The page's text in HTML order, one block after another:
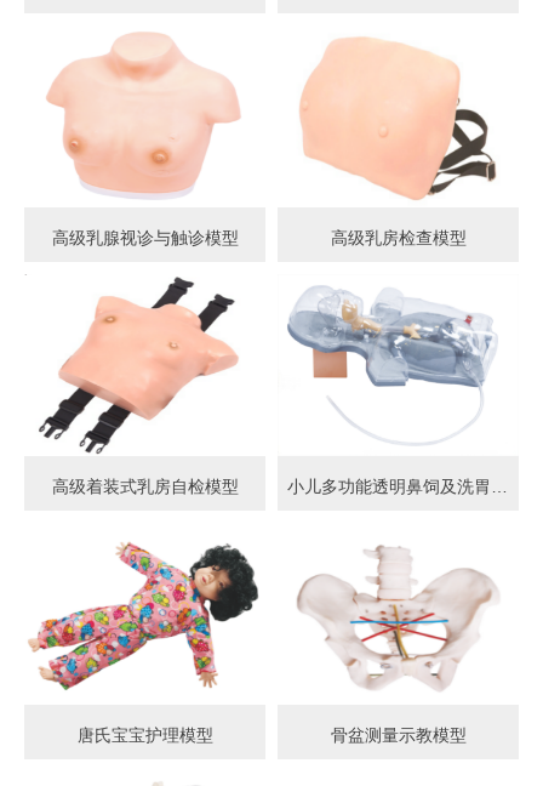
高级乳腺视诊与触诊模型 高级乳房检查模型
高级着装式乳房自检模型
唐氏宝宝护理模型 骨盆测量示教模型